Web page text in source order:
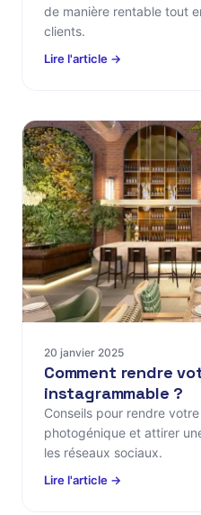
de manière rentable tout
clients.
Lire l'article →
20 janvier 2025
Comment rendre
instagrammable ?
Conseils pour rendre
photogénique et attirer
les réseaux sociaux.
Lire l'article →